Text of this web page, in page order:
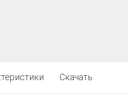
Скачать